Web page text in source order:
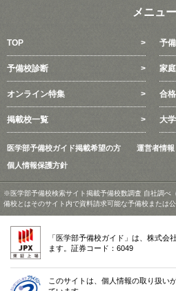
メニュー
TOP 予
予備校診断 家
オンライン特集 合
掲載校一覧 大
医学部予備校ガイド掲載希望の方 運営者情報
個人情報保護方針
※医学部予備校検索サイト掲載予備校数調査 自社調べ
備校とはそのサイト内で資料請求可能な予備校または
「医学部予備校ガイド」は、株式会
ます。証券コード：6049
このサイトは、個人情報の取り扱い